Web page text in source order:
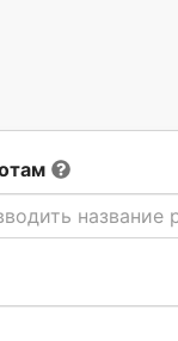
название